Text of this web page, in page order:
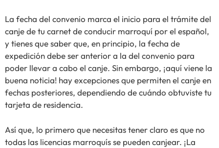
La fecha del convenio marca el inicio para el trámite del
canje de tu carnet de conducir marroquí por el español,
y tienes que saber que, en principio, la fecha de
expedición debe ser anterior a la del convenio para
poder llevar a cabo el canje. Sin embargo, ¡aquí viene la
buena noticia! hay excepciones que permiten el canje en
fechas posteriores, dependiendo de cuándo obtuviste tu
tarjeta de residencia.
Así que, lo primero que necesitas tener claro es que no
todas las licencias marroquís se pueden canjear. ¡La